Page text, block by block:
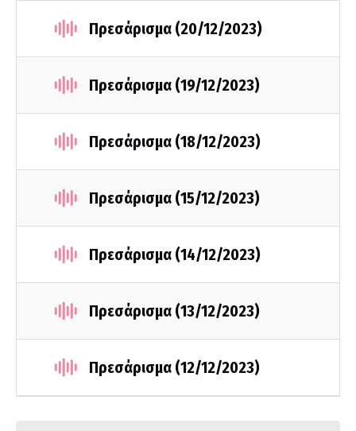
Πρεσάρισμα (20/12/2023)
Πρεσάρισμα (19/12/2023)
Πρεσάρισμα (18/12/2023)
Πρεσάρισμα (15/12/2023)
Πρεσάρισμα (14/12/2023)
Πρεσάρισμα (13/12/2023)
Πρεσάρισμα (12/12/2023)